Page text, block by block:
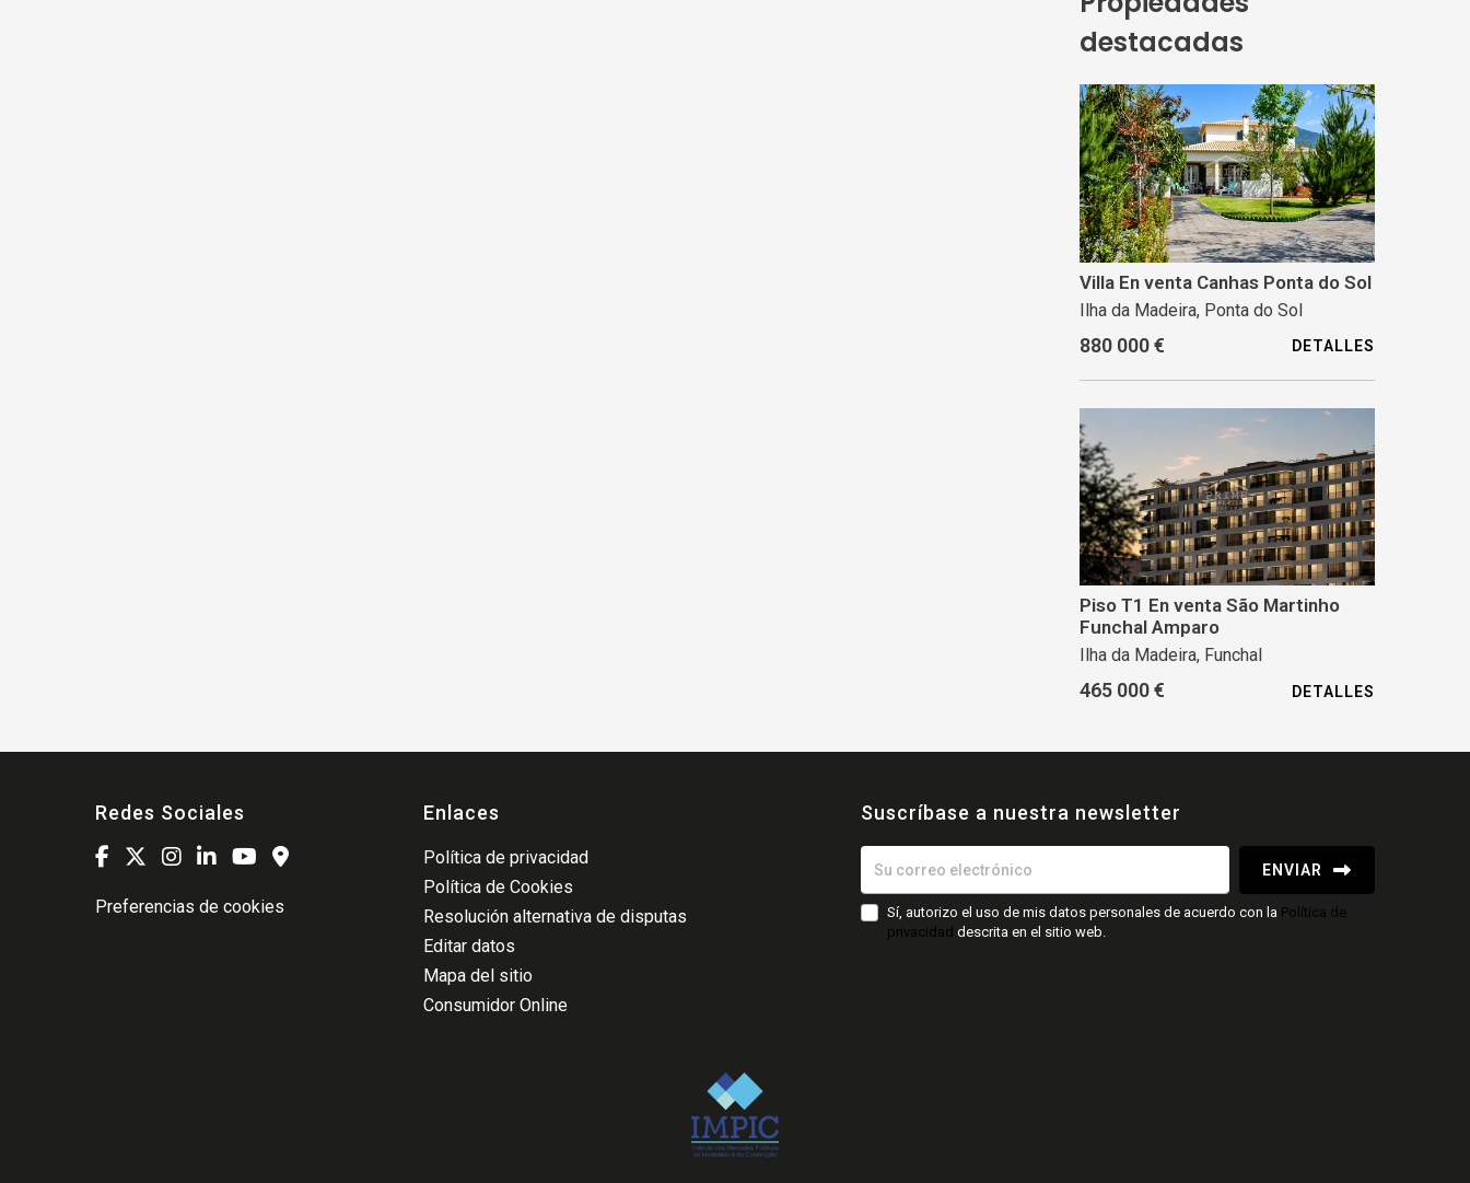
destacadas
Villa En venta Canhas Ponta do Sol
Ilha da Madeira, Ponta do Sol
880 000 € DETALLES
Piso T1 En venta São Martinho
Funchal Amparo
Ilha da Madeira, Funchal
465 000 € DETALLES
Redes Sociales
Preferencias de cookies
Enlaces
Política de privacidad
Política de Cookies
Resolución alternativa de disputas
Editar datos
Mapa del sitio
Consumidor Online
Suscríbase a nuestra newsletter
ENVIAR
Sí, autorizo el uso de mis datos personales de acuerdo con la Política de
privacidad descrita en el sitio web.